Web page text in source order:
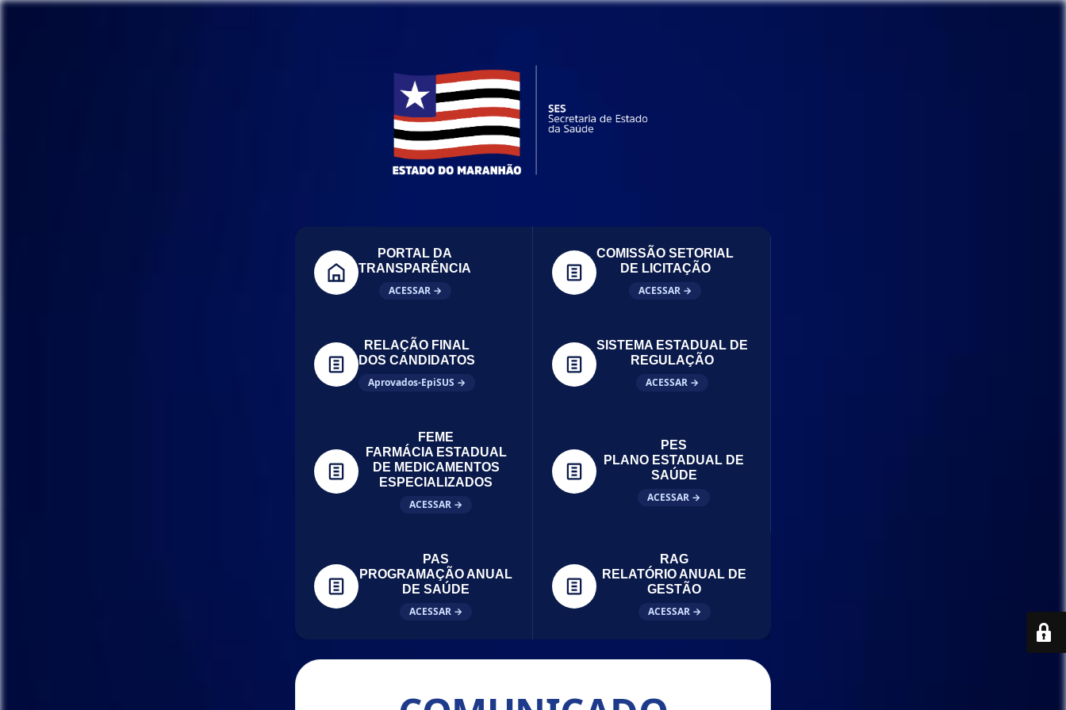
PORTAL DA
TRANSPARÊNCIA
ACESSAR →
COMISSÃO SETORIAL
DE LICITAÇÃO
ACESSAR →
RELAÇÃO FINAL
DOS CANDIDATOS
Aprovados-EpiSUS →
SISTEMA ESTADUAL DE
REGULAÇÃO
ACESSAR →
FEME
FARMÁCIA ESTADUAL
DE MEDICAMENTOS
ESPECIALIZADOS
ACESSAR →
PES
PLANO ESTADUAL DE
SAÚDE
ACESSAR →
PAS
PROGRAMAÇÃO ANUAL
DE SAÚDE
ACESSAR →
RAG
RELATÓRIO ANUAL DE
GESTÃO
ACESSAR →